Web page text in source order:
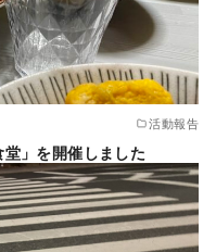
活動報告
」を開催しました